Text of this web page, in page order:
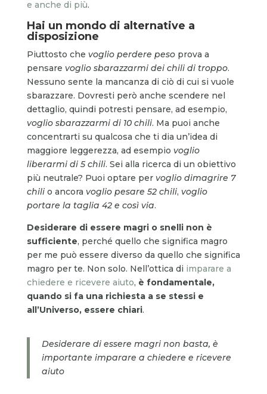
e anche di più.
Hai un mondo di alternative a
disposizione
Piuttosto che voglio perdere pesoprova a
pensare voglio sbarazzarmi dei chili di troppo.
Nessuno sente la mancanza di ciò di cui si vuole
sbarazzare. Dovresti però anche scendere nel
dettaglio, quindi potresti pensare, ad esempio,
voglio sbarazzarmi di 10 chili. Ma puoi anche
concentrarti su qualcosa che ti dia un’idea di
maggiore leggerezza, ad esempio voglio
liberarmi di 5 chili. Sei alla ricerca di un obiettivo
più neutrale? Puoi optare per voglio dimagrire 7
chilio ancora voglio pesare 52 chili, voglio
portare la taglia 42 e così via.
Desiderare di essere magri o snelli non è
sufficiente, perché quello che significa magro
per me può essere diverso da quello che significa
magro per te. Non solo. Nell’ottica di imparare a
chiedere e ricevere aiuto, è fondamentale,
quando si fa una richiesta a se stessi e
all’Universo, essere chiari.
Desiderare di essere magri non basta, è
importante imparare a chiedere e ricevere
aiuto